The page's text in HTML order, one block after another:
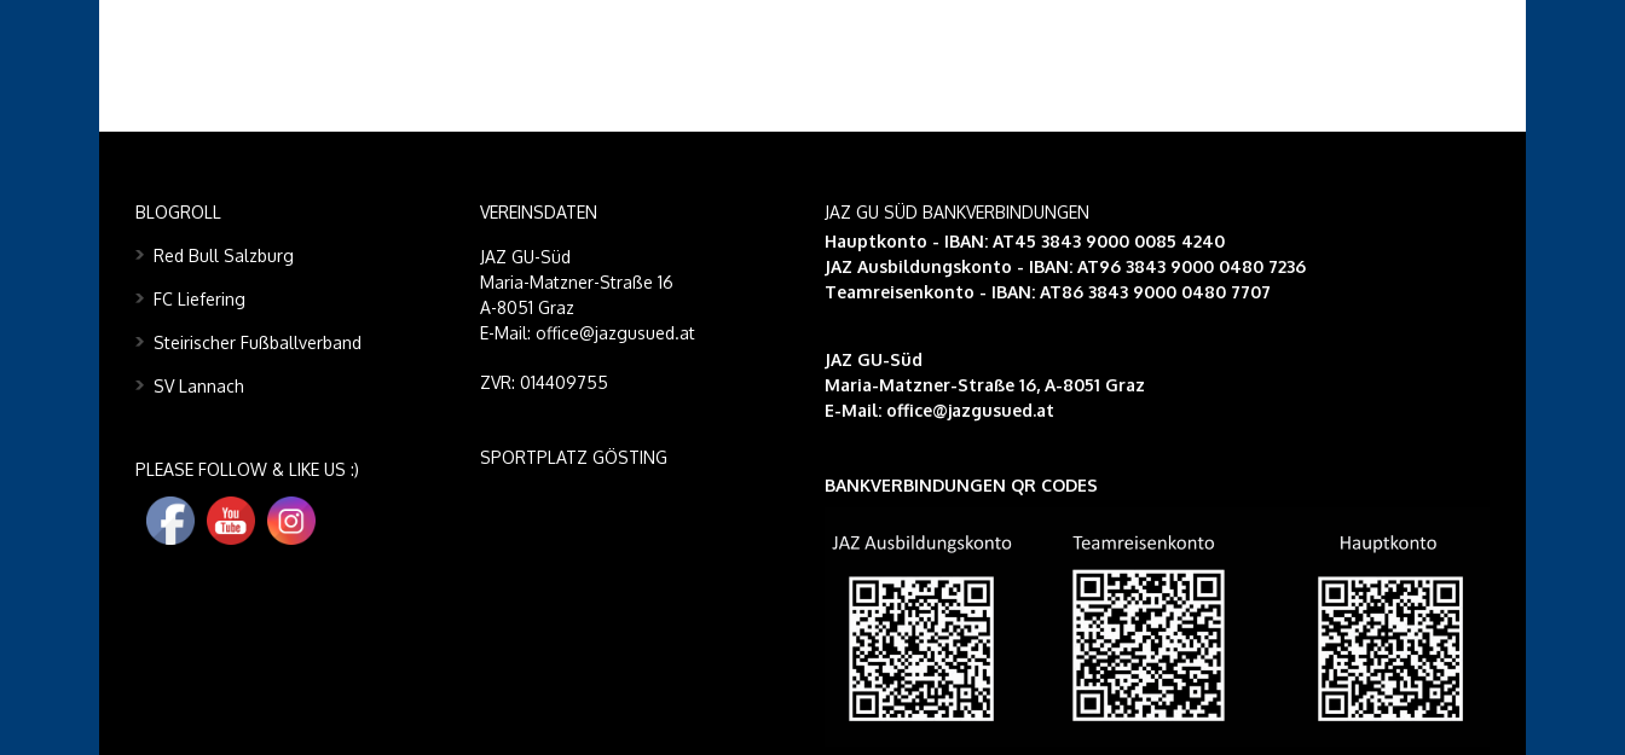
BLOGROLL
Red Bull Salzburg
FC Liefering
Steirischer Fußballverband
SV Lannach
PLEASE FOLLOW & LIKE US :)
VEREINSDATEN
JAZ GU-Süd
Maria-Matzner-Straße 16
A-8051 Graz
E-Mail: office@jazgusued.at
ZVR: 014409755
SPORTPLATZ GÖSTING
JAZ GU SÜD BANKVERBINDUNGEN
Hauptkonto - IBAN: AT45 3843 9000 0085 4240
JAZ Ausbildungskonto - IBAN: AT96 3843 9000 0480 7236
Teamreisenkonto - IBAN: AT86 3843 9000 0480 7707
JAZ GU-Süd
Maria-Matzner-Straße 16, A-8051 Graz
E-Mail: office@jazgusued.at
BANKVERBINDUNGEN QR CODES